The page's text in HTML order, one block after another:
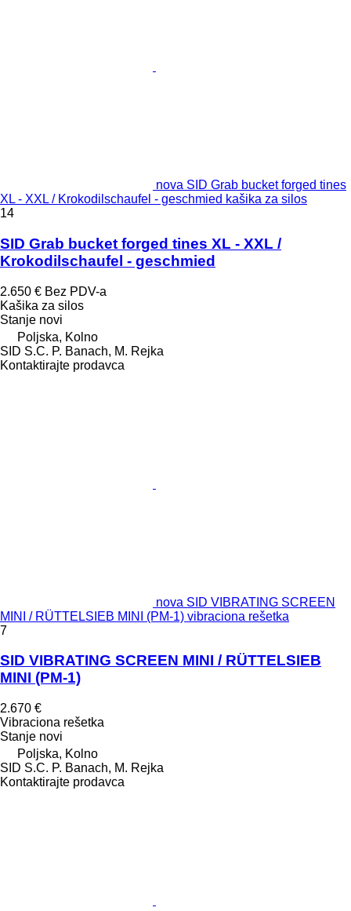
nova SID Grab bucket forged tines
XL - XXL / Krokodilschaufel - geschmied kašika za silos
14
SID Grab bucket forged tines XL - XXL /
Krokodilschaufel - geschmied
2.650 € Bez PDV-a
Kašika za silos
Stanje novi
Poljska, Kolno
SID S.C. P. Banach, M. Rejka
Kontaktirajte prodavca
nova SID VIBRATING SCREEN
MINI / RÜTTELSIEB MINI (PM-1) vibraciona rešetka
7
SID VIBRATING SCREEN MINI / RÜTTELSIEB
MINI (PM-1)
2.670 €
Vibraciona rešetka
Stanje novi
Poljska, Kolno
SID S.C. P. Banach, M. Rejka
Kontaktirajte prodavca